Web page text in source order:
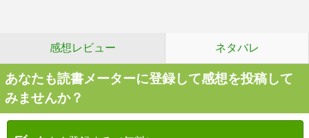
感想レビュー ネタバレ
あなたも読書メーターに登録して感想を投稿して
みませんか？